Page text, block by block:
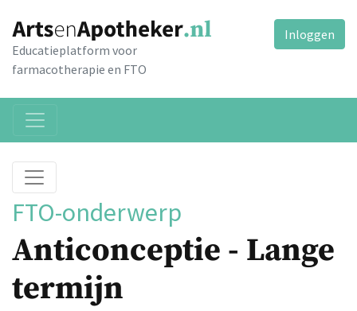
Educatieplatform voor
farmacotherapie en FTO
Inloggen
FTO-onderwerp
Anticonceptie - Lange
termijn